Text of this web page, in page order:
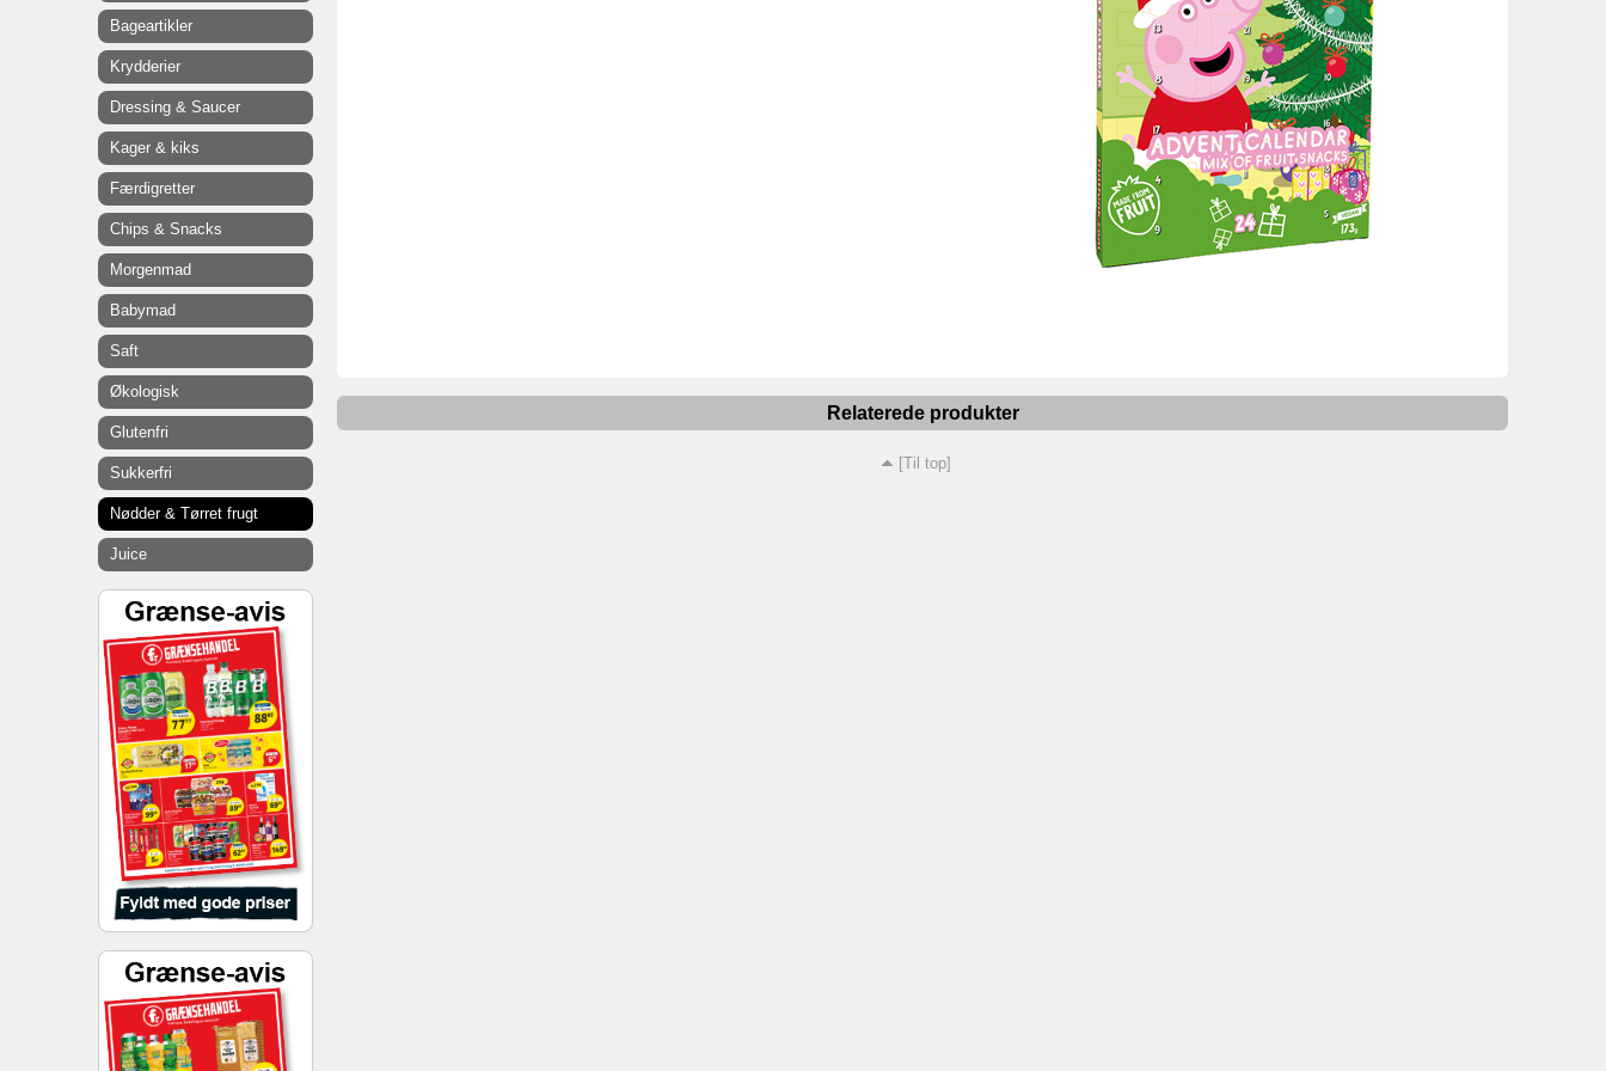
Relaterede produkter
[Til top]
Bageartikler
Krydderier
Dressing & Saucer
Kager & kiks
Færdigretter
Chips & Snacks
Morgenmad
Babymad
Saft
Økologisk
Glutenfri
Sukkerfri
Nødder & Tørret frugt
Juice